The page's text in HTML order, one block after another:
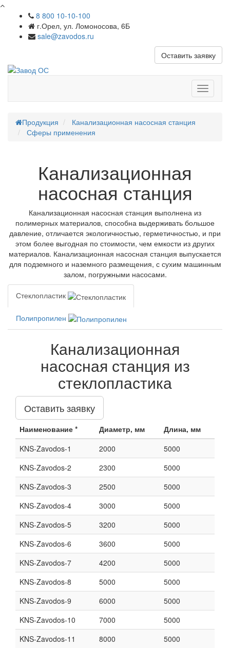
8 800 10-10-100
г.Орел, ул. Ломоносова, 6Б
sale@zavodos.ru
Оставить заявку
меню
Продукция
Канализационная насосная станция
Сферы применения
Канализационная
насосная станция
Канализационная насосная станция выполнена из
полимерных материалов, способна выдерживать большое
давление, отличается экологичностью, герметичностью, и при
этом более выгодная по стоимости, чем емкости из других
материалов. Канализационная насосная станция выпускается
для подземного и наземного размещения, с сухим машинным
залом, погружными насосами.
Стеклопластик
Полипропилен
Канализационная
насосная станция из
стеклопластика
Оставить заявку
Наименование * Диаметр, мм
Длина, мм
KNS-Zavodos-1
2000
5000
KNS-Zavodos-2
2300
5000
KNS-Zavodos-3
2500
5000
KNS-Zavodos-4
3000
5000
KNS-Zavodos-5
3200
5000
KNS-Zavodos-6
3600
5000
KNS-Zavodos-7
4200
5000
KNS-Zavodos-8
5000
5000
KNS-Zavodos-9
6000
5000
KNS-Zavodos-10
7000
5000
KNS-Zavodos-11
8000 5000